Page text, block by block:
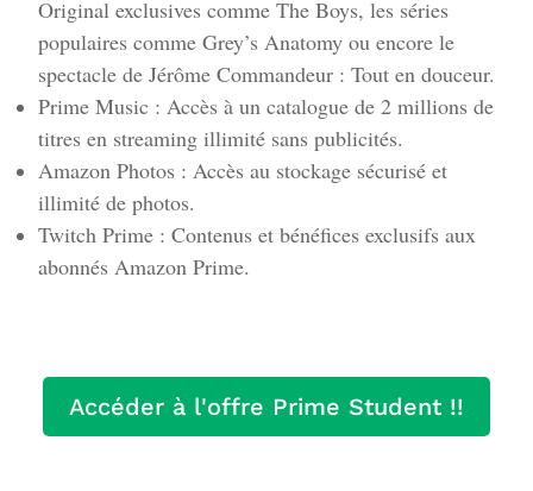
Original exclusives comme The Boys, les séries
populaires comme Grey’s Anatomy ou encore le
spectacle de Jérôme Commandeur : Tout en douceur.
Prime Music : Accès à un catalogue de 2 millions de
titres en streaming illimité sans publicités.
Amazon Photos : Accès au stockage sécurisé et
illimité de photos.
Twitch Prime : Contenus et bénéfices exclusifs aux
abonnés Amazon Prime.
Accéder à l'offre Prime Student !!